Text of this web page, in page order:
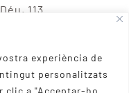
experiència de
personalitzats
clic a "Acceptar-ho
113
50